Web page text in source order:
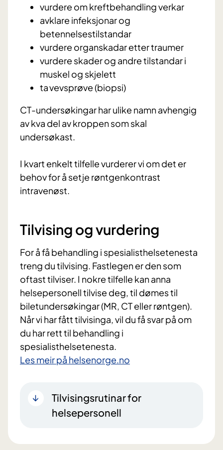
vurdere om kreftbehandling verkar
avklare infeksjonar og
betennelsestilstandar
vurdere organskadar etter traumer
vurdere skader og andre tilstandar i
muskel og skjelett
ta vevsprøve (biopsi)
CT-undersøkingar har ulike namn avhengig
av kva del av kroppen som skal
undersøkast.
I kvart enkelt tilfelle vurderer vi om det er
behov for å setje røntgenkontrast
intravenøst.
Tilvising og vurdering
For å få behandling i spesialisthelsetenesta
treng du tilvising. Fastlegen er den som
oftast tilviser. I nokre tilfelle kan anna
helsepersonell tilvise deg, til dømes til
biletundersøkingar (MR, CT eller røntgen).
Når vi har fått tilvisinga, vil du få svar på om
du har rett til behandling i
spesialisthelsetenesta.
Les meir på helsenorge.no
Tilvisingsrutinar for
helsepersonell